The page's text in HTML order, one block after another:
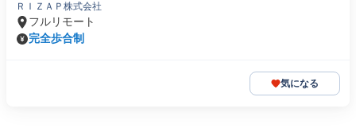
ＲＩＺＡＰ株式会社
フルリモート
完全歩合制
気になる